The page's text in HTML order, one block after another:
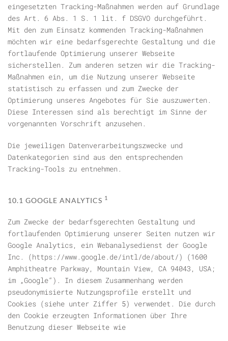
eingesetzten Tracking-Maßnahmen werden auf Grundlage
des Art. 6 Abs. 1 S. 1 lit. f DSGVO durchgeführt.
Mit den zum Einsatz kommenden Tracking-Maßnahmen
möchten wir eine bedarfsgerechte Gestaltung und die
fortlaufende Optimierung unserer Webseite
sicherstellen. Zum anderen setzen wir die Tracking-
Maßnahmen ein, um die Nutzung unserer Webseite
statistisch zu erfassen und zum Zwecke der
Optimierung unseres Angebotes für Sie auszuwerten.
Diese Interessen sind als berechtigt im Sinne der
vorgenannten Vorschrift anzusehen.
Die jeweiligen Datenverarbeitungszwecke und
Datenkategorien sind aus den entsprechenden
Tracking-Tools zu entnehmen.
10.1 GOOGLE ANALYTICS 1
Zum Zwecke der bedarfsgerechten Gestaltung und
fortlaufenden Optimierung unserer Seiten nutzen wir
Google Analytics, ein Webanalysedienst der Google
Inc. (https://www.google.de/intl/de/about/) (1600
Amphitheatre Parkway, Mountain View, CA 94043, USA;
im „Google“). In diesem Zusammenhang werden
pseudonymisierte Nutzungsprofile erstellt und
Cookies (siehe unter Ziffer 5) verwendet. Die durch
den Cookie erzeugten Informationen über Ihre
Benutzung dieser Webseite wie